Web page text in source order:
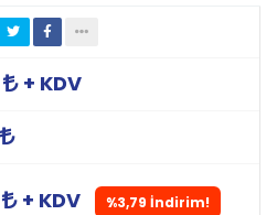
+ KDV
+ KDV %3,79 İndirim!